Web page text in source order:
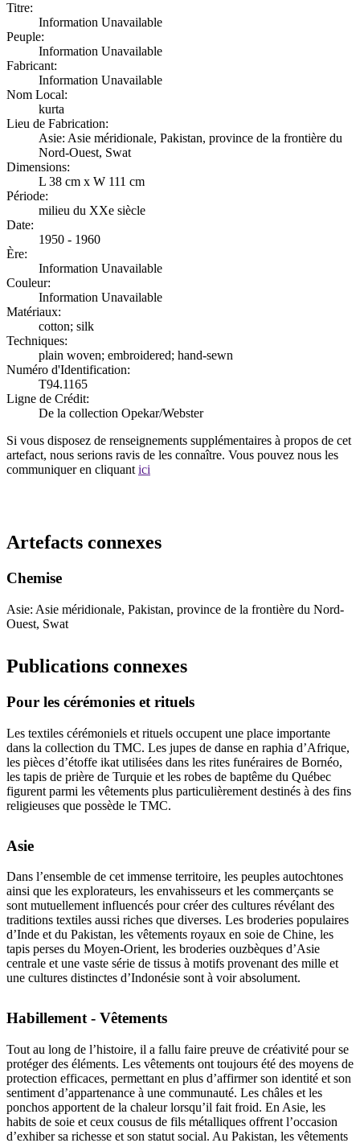
Titre:
Information Unavailable
Peuple:
Information Unavailable
Fabricant:
Information Unavailable
Nom Local:
kurta
Lieu de Fabrication:
Asie: Asie méridionale, Pakistan, province de la frontière du
Nord-Ouest, Swat
Dimensions:
L 38 cm x W 111 cm
Période:
milieu du XXe siècle
Date:
1950 - 1960
Ère:
Information Unavailable
Couleur:
Information Unavailable
Matériaux:
cotton; silk
Techniques:
plain woven; embroidered; hand-sewn
Numéro d'Identification:
T94.1165
Ligne de Crédit:
De la collection Opekar/Webster
Si vous disposez de renseignements supplémentaires à propos de cet
artefact, nous serions ravis de les connaître. Vous pouvez nous les
communiquer en cliquant ici
Artefacts connexes
Chemise
Asie: Asie méridionale, Pakistan, province de la frontière du Nord-
Ouest, Swat
Publications connexes
Pour les cérémonies et rituels
Les textiles cérémoniels et rituels occupent une place importante
dans la collection du TMC. Les jupes de danse en raphia d’Afrique,
les pièces d’étoffe ikat utilisées dans les rites funéraires de Bornéo,
les tapis de prière de Turquie et les robes de baptême du Québec
figurent parmi les vêtements plus particulièrement destinés à des fins
religieuses que possède le TMC.
Asie
Dans l’ensemble de cet immense territoire, les peuples autochtones
ainsi que les explorateurs, les envahisseurs et les commerçants se
sont mutuellement influencés pour créer des cultures révélant des
traditions textiles aussi riches que diverses. Les broderies populaires
d’Inde et du Pakistan, les vêtements royaux en soie de Chine, les
tapis perses du Moyen-Orient, les broderies ouzbèques d’Asie
centrale et une vaste série de tissus à motifs provenant des mille et
une cultures distinctes d’Indonésie sont à voir absolument.
Habillement - Vêtements
Tout au long de l’histoire, il a fallu faire preuve de créativité pour se
protéger des éléments. Les vêtements ont toujours été des moyens de
protection efficaces, permettant en plus d’affirmer son identité et son
sentiment d’appartenance à une communauté. Les châles et les
ponchos apportent de la chaleur lorsqu’il fait froid. En Asie, les
habits de soie et ceux cousus de fils métalliques offrent l’occasion
d’exhiber sa richesse et son statut social. Au Pakistan, les vêtements